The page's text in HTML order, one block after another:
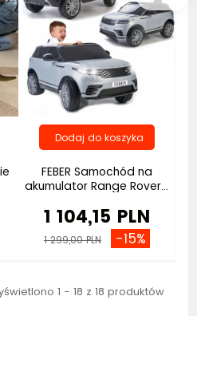
FEBER Samochód na
akumulator Range Rover...
1 104,15 PLN
1 299,00 PLN -15%
1 - 18 z 18 produktów